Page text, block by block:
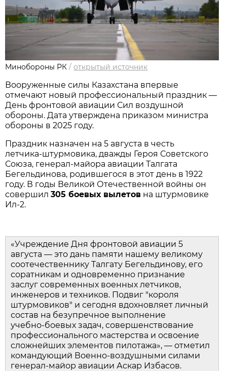
Минобороны РК /открытый источник
Вооруженные силы Казахстана впервые
отмечают новый профессиональный праздник —
День фронтовой авиации Сил воздушной
обороны. Дата утверждена приказом министра
обороны в 2025 году.
Праздник назначен на 5 августа в честь
летчика‑штурмовика, дважды Героя Советского
Союза, генерал‑майора авиации Талгата
Бегельдинова, родившегося в этот день в 1922
году. В годы Великой Отечественной войны он
совершил 305 боевых вылетов на штурмовике
Ил‑2.